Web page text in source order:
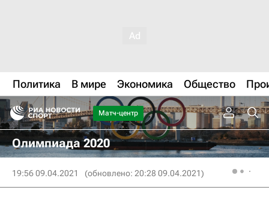
Политика В мире Экономика Общество
Матч-центр
Олимпиада 2020
19:56 09.04.2021 (обновлено: 20:28 09.04.2021)